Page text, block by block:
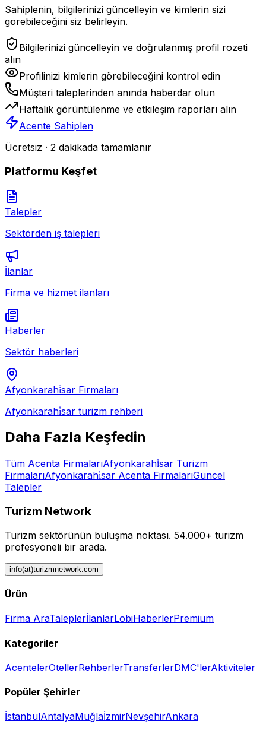
Sahiplenin, bilgilerinizi güncelleyin ve kimlerin sizi
görebileceğini siz belirleyin.
Bilgilerinizi güncelleyin ve doğrulanmış profil rozeti
alın
Profilinizi kimlerin görebileceğini kontrol edin
Müşteri taleplerinden anında haberdar olun
Haftalık görüntülenme ve etkileşim raporları alın
Acente Sahiplen
Ücretsiz · 2 dakikada tamamlanır
Platformu Keşfet
Talepler
Sektörden iş talepleri
İlanlar
Firma ve hizmet ilanları
Haberler
Sektör haberleri
Afyonkarahi̇sar Firmaları
Afyonkarahi̇sar turizm rehberi
Daha Fazla Keşfedin
Tüm Acenta FirmalarıAfyonkarahi̇sar Turizm
FirmalarıAfyonkarahi̇sar Acenta FirmalarıGüncel
Talepler
Turizm Network
Turizm sektörünün buluşma noktası. 54.000+ turizm
profesyoneli bir arada.
info(at)turizmnetwork.com
Ürün
Firma AraTaleplerİlanlarLobiHaberlerPremium
Kategoriler
AcentelerOtellerRehberlerTransferlerDMC'lerAktiviteler
Popüler Şehirler
İstanbulAntalyaMuğlaİzmirNevşehirAnkara